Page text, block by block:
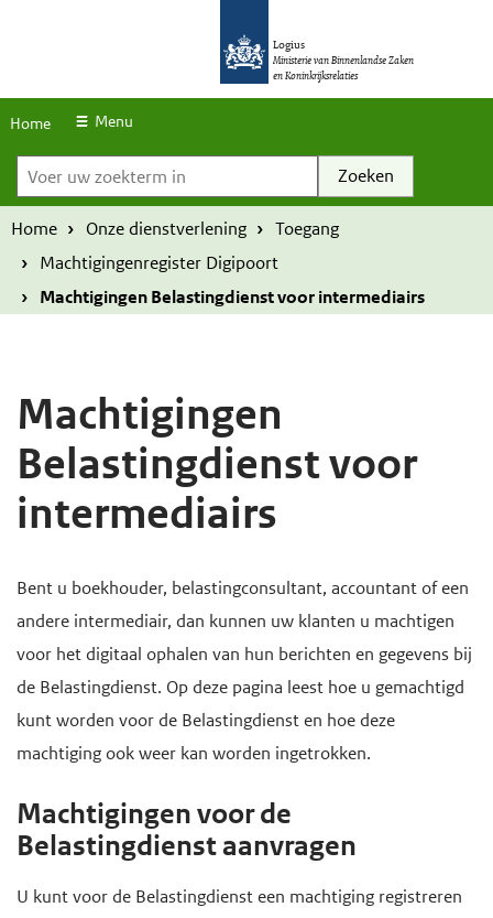
n
r
a
e
n
h
o
u
d
r
a
e
h
o
o
d
n
Logius
Ministerie van Binnenlandse Zaken
en Koninkrijksrelaties
Home Menu
Voer uw zoekterm in
Home Onze dienstverlening
Toegang
Machtigingenregister Digipoort
Machtigingen Belastingdienst voor intermediairs
Machtigingen
Belastingdienst voor
intermediairs
H
o
o
f
d
i
h
o
d
Bent u boekhouder, belastingconsultant, accountant of een
andere intermediair, dan kunnen uw klanten u machtigen
voor het digitaal ophalen van hun berichten en gegevens bij
de Belastingdienst. Op deze pagina leest hoe u gemachtigd
kunt worden voor de Belastingdienst en hoe deze
machtiging ook weer kan worden ingetrokken.
Machtigingen voor de
Belastingdienst aanvragen
U kunt voor de Belastingdienst een machtiging registreren